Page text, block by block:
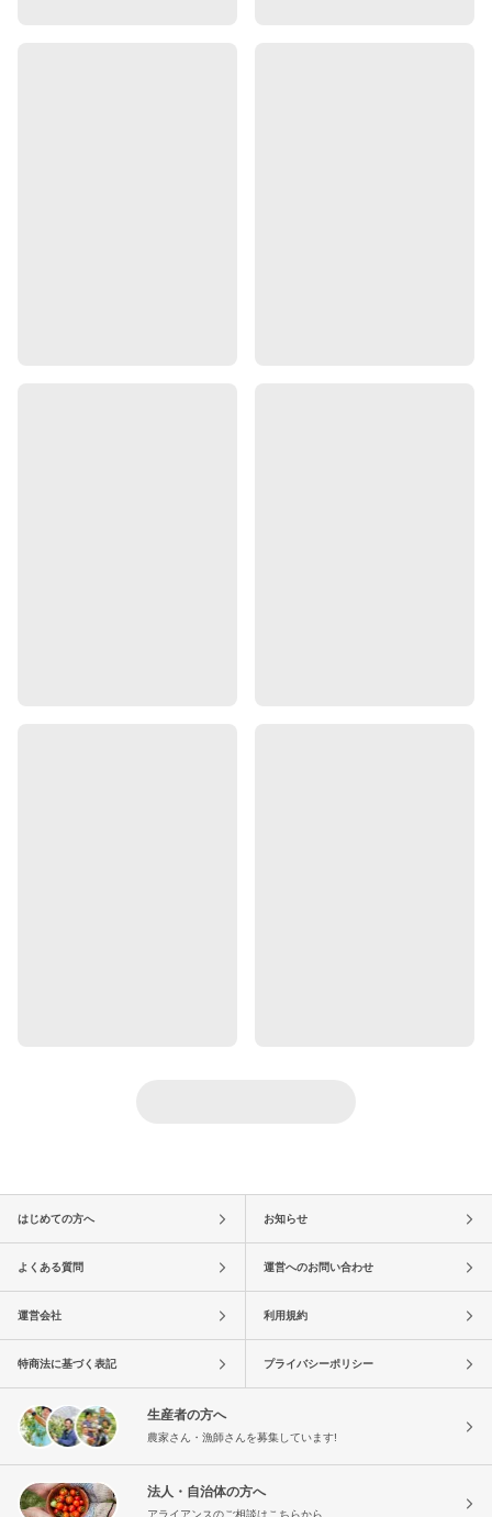
はじめての方へ お知らせ
よくある質問 運営へのお問い合わせ
運営会社 利用規約
特商法に基づく表記 プライバシーポリシー
生産者の方へ
農家さん・漁師さんを募集しています!
法人・自治体の方へ
アライアンスのご相談はこちらから